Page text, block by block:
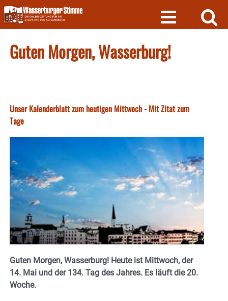
Skip
to
content
Guten Morgen, Wasserburg!
Unser Kalenderblatt zum heutigen Mittwoch - Mit Zitat zum
Tage
Guten Morgen, Wasserburg! Heute ist Mittwoch, der
14. Mai und der 134. Tag des Jahres. Es läuft die 20.
Woche.